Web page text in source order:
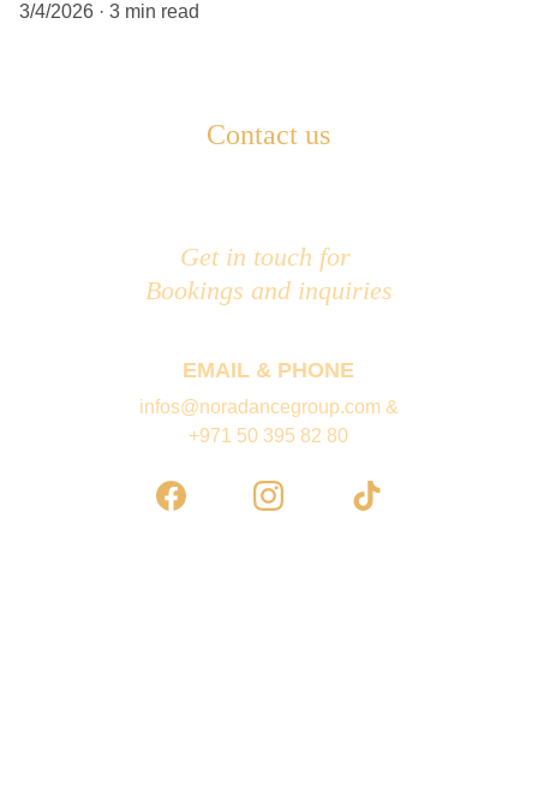
3/4/2026
3 min read
Contact us
Get in touch for
Bookings and inquiries
EMAIL & PHONE
infos@noradancegroup.com &
+971 50 395 82 80